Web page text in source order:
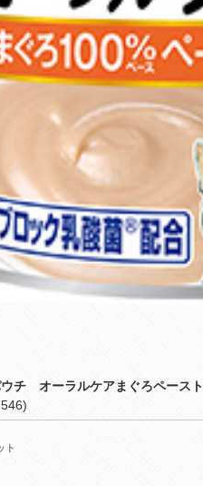
ウチ オーラルケアまぐろペースト
ト